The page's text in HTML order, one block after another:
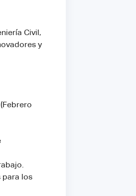
Civil,
y
para los